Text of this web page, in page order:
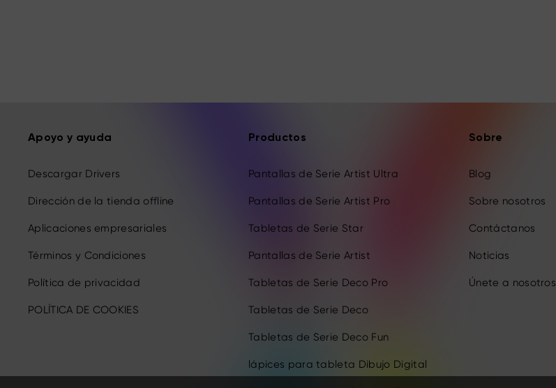
Apoyo y ayuda
Descargar Drivers
Dirección de la tienda offline
Aplicaciones empresariales
Términos y Condiciones
Política de privacidad
POLÍTICA DE COOKIES
Productos
Pantallas de Serie Artist Ultra
Pantallas de Serie Artist Pro
Tabletas de Serie Star
Pantallas de Serie Artist
Tabletas de Serie Deco Pro
Tabletas de Serie Deco
Tabletas de Serie Deco Fun
lápices para tableta Dibujo Digital
Sobre
Blog
Sobre nosotros
Contáctanos
Noticias
Únete a nosotros